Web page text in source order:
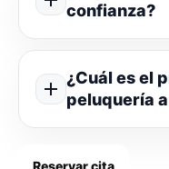
confianza?
¿Cuál es el
peluquería